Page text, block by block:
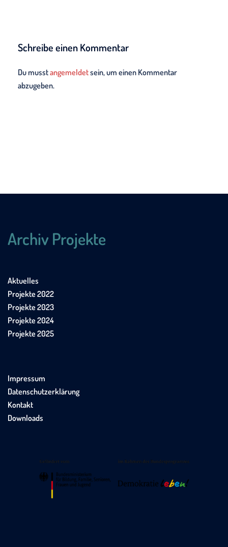
Schreibe einen Kommentar
Du musstangemeldetsein, um einen Kommentar
abzugeben.
Archiv Projekte
Aktuelles
Projekte 2022
Projekte 2023
Projekte 2024
Projekte 2025
Impressum
Datenschutzerklärung
Kontakt
Downloads